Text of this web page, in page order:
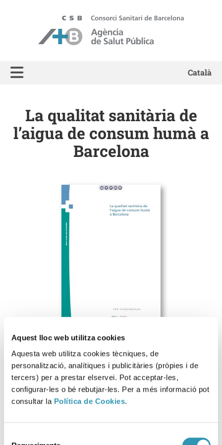
Aquest lloc web utilitza cookies
Aquesta web utilitza cookies tècniques, de
personalització, analítiques i publicitàries (pròpies i de
tercers) per a prestar elservei. Pot acceptar-les,
configurar-les o bé rebutjar-les. Per a més informació pot
consultar la Política de Cookies.
ASPB - Agència de Salut Pública de Barcelona
Català
La qualitat sanitària de
l’aigua de consum humà a
Barcelona
Descarregar fitxer
SALUT AMBIENTAL